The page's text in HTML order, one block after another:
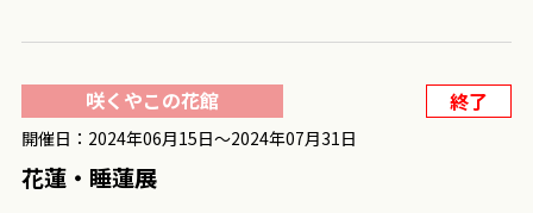
咲くやこの花館 終了
開催日：2024年06月15日〜2024年07月31日
花蓮・睡蓮展